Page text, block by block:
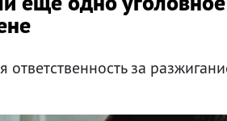
ответственность за